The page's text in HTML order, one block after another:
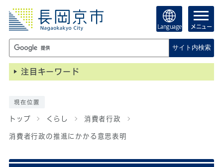
Language メニュー
サイト内検索
注目キーワード
現在位置
トップ くらし 消費者行政
消費者行政の推進にかかる意思表明